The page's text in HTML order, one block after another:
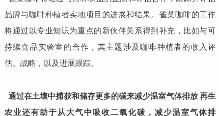
品牌与咖啡种植者实地项目的进展和结果。雀巢咖啡的工作
将通过以专业知识为重点的新伙伴关系得到补充，比如与可
持续食品实验室的合作，其主题涉及咖啡种植者的收入评
估、战略，以及进展跟踪。
通过在土壤中捕获和储存更多的碳来减少温室气体排放 再生
农业还有助于从大气中吸收二氧化碳，减少温室气体排